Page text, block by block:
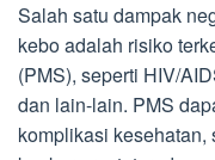
Salah satu dampak
kebo adalah risiko
(PMS), seperti HIV/
dan lain-lain. PMS
komplikasi kesehatan,